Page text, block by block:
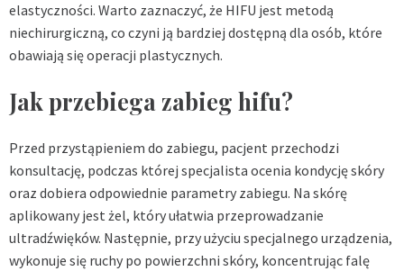
elastyczności. Warto zaznaczyć, że HIFU jest metodą
niechirurgiczną, co czyni ją bardziej dostępną dla osób, które
obawiają się operacji plastycznych.
Jak przebiega zabieg hifu?
Przed przystąpieniem do zabiegu, pacjent przechodzi
konsultację, podczas której specjalista ocenia kondycję skóry
oraz dobiera odpowiednie parametry zabiegu. Na skórę
aplikowany jest żel, który ułatwia przeprowadzanie
ultradźwięków. Następnie, przy użyciu specjalnego urządzenia,
wykonuje się ruchy po powierzchni skóry, koncentrując falę